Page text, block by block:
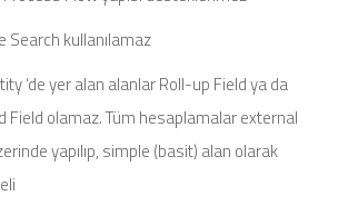
Search kullanılamaz
‘de yer alan alanlar Roll-up Field ya da
Field olamaz. Tüm hesaplamalar external
yapılıp, simple (basit) alan olarak